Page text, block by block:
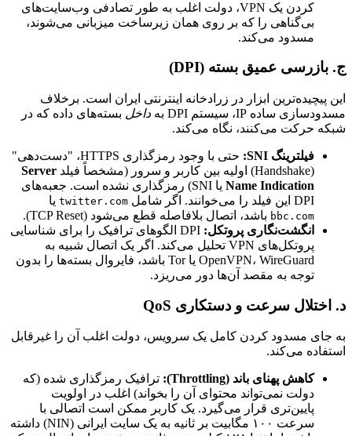
کردن یک VPN، دولت اغلب به طور تصادفی وب‌سایت‌های
بی‌گناهی را که بر روی همان زیرساخت میزبانی می‌شوند،
مسدود می‌کند.
ج. بازرسی عمیق بسته (DPI)
این پیچیده‌ترین ابزار در زرادخانه اینترنتی ایران است. برخلاف
مسدودسازی ساده IP، سیستم DPI به
داخل بسته‌های داده که در
شبکه حرکت می‌کنند، نگاه می‌کند.
فیلترینگ SNI:
حتی با وجود رمزگذاری HTTPS، "دست‌دهی"
(Handshake) اولیه بین کاربر و سرور (مشخصاً فیلد
Server
Name Indication
یا SNI) رمزگذاری نشده است. جعبه‌های
DPI این فیلد را می‌خوانند. اگر شامل
twitter.com یا
bbc.com باشد، اتصال بلافاصله قطع می‌شود (TCP Reset).
انگشت‌نگاری پروتکل:
DPI الگوهای ترافیک را برای شناسایی
پروتکل‌های VPN تحلیل می‌کند. اگر یک اتصال شبیه به
OpenVPN، WireGuard یا Tor باشد، فایروال بسته‌ها را بدون
توجه به مقصد آن‌ها دور می‌ریزد.
د. اختلال سرعت و دستکاری QoS
به جای مسدود کردن کامل یک سرویس، دولت اغلب آن را غیرقابل
استفاده می‌کند.
کاهش پهنای باند (Throttling):
ترافیک رمزگذاری شده (که
دولت نمی‌تواند محتوای آن را بخواند) اغلب در اولویت
پایین‌تری قرار می‌گیرد. یک کاربر ممکن است اتصالی با
سرعت ۱۰۰ مگابیت بر ثانیه به یک سایت ایرانی (NIN) داشته